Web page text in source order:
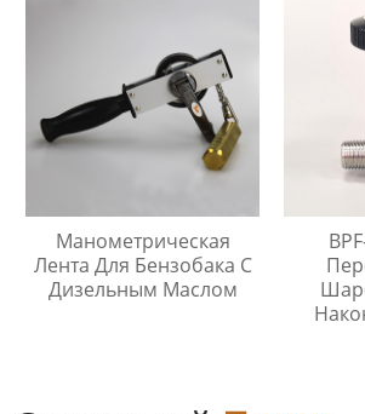
Манометрическая
Лента Для Бензобака С
Дизельным Маслом